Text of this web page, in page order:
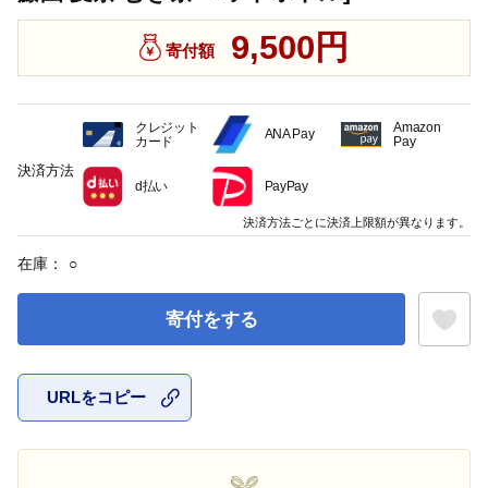
寄付額 9,500円
在庫： ○
寄付をする
URLをコピー
決済方法
クレジット
カード
ANA Pay
Amazon
Pay
d払い PayPay
決済方法ごとに決済上限額が異なります。